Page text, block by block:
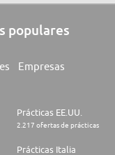
populares
Empresas
Prácticas EE.UU.
2.217 ofertas de prácticas
Prácticas Italia